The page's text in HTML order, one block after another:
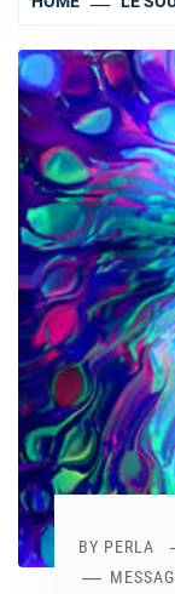
BY PERLA